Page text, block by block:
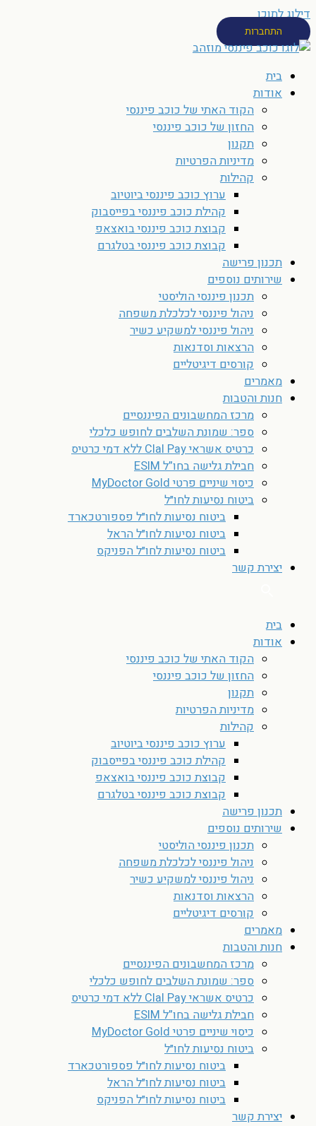
דילוג לתוכן
התחברות
בית
אודות
הקוד האתי של כוכב פיננסי
החזון של כוכב פיננסי
תקנון
מדיניות הפרטיות
קהילות
ערוץ כוכב פיננסי ביוטיוב
קהילת כוכב פיננסי בפייסבוק
קבוצת כוכב פיננסי בואצאפ
קבוצת כוכב פיננסי בטלגרם
תכנון פרישה
שירותים נוספים
תכנון פיננסי הוליסטי
ניהול פיננסי לכלכלת משפחה
ניהול פיננסי למשקיע כשיר
הרצאות וסדנאות
קורסים דיגיטליים
מאמרים
חנות והטבות
מרכז המחשבונים הפיננסיים
ספר: שמונת השלבים לחופש כלכלי
כרטיס אשראי Clal Pay ללא דמי כרטיס
חבילת גלישה בחו”ל ESIM
כיסוי שיניים פרטי MyDoctor Gold
ביטוח נסיעות לחו״ל
ביטוח נסיעות לחו״ל פספורטכארד
ביטוח נסיעות לחו״ל הראל
ביטוח נסיעות לחו״ל הפניקס
יצירת קשר
בית
אודות
הקוד האתי של כוכב פיננסי
החזון של כוכב פיננסי
תקנון
מדיניות הפרטיות
קהילות
ערוץ כוכב פיננסי ביוטיוב
קהילת כוכב פיננסי בפייסבוק
קבוצת כוכב פיננסי בואצאפ
קבוצת כוכב פיננסי בטלגרם
תכנון פרישה
שירותים נוספים
תכנון פיננסי הוליסטי
ניהול פיננסי לכלכלת משפחה
ניהול פיננסי למשקיע כשיר
הרצאות וסדנאות
קורסים דיגיטליים
מאמרים
חנות והטבות
מרכז המחשבונים הפיננסיים
ספר: שמונת השלבים לחופש כלכלי
כרטיס אשראי Clal Pay ללא דמי כרטיס
חבילת גלישה בחו”ל ESIM
כיסוי שיניים פרטי MyDoctor Gold
ביטוח נסיעות לחו״ל
ביטוח נסיעות לחו״ל פספורטכארד
ביטוח נסיעות לחו״ל הראל
ביטוח נסיעות לחו״ל הפניקס
יצירת קשר